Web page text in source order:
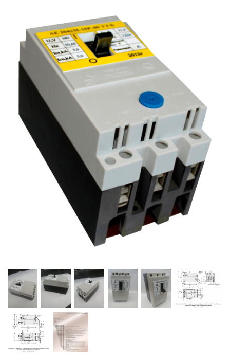
диэлектрические
Стремянки с
Стремянки с
опорой
Ширмы
РЗА (шторы)
Штендеры
Щиты